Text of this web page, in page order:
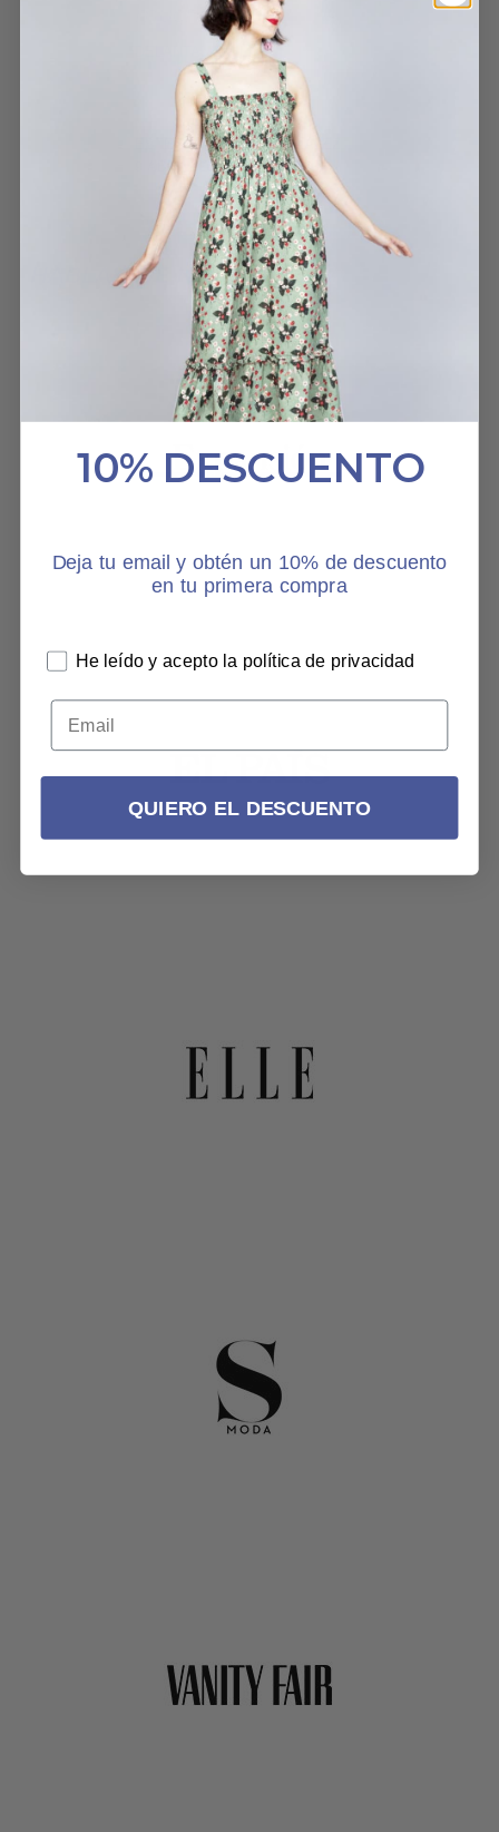
muchísimo.
DELANTAL EMILY
ESTEFANÍA DAZA GONZÁLEZ
9 ABRIL, 2026
HABLAN DE NOSOTROS
10% DESCUENTO
Deja tu email y obtén un 10% de descuento
en tu primera compra
He leído y acepto la política de privacidad
QUIERO EL DESCUENTO